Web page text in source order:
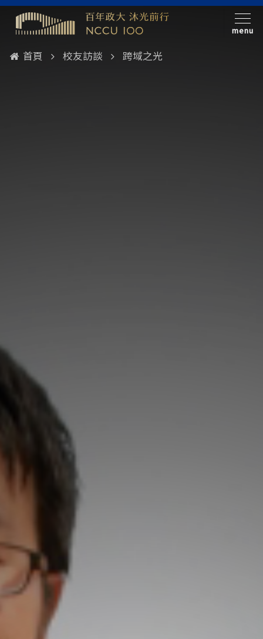
menu
首頁 校友訪談 跨域之光